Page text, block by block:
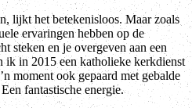
lijkt het betekenisloos. Maar zoals
ervaringen hebben op de
steken en je overgeven aan een
ik in 2015 een katholieke kerkdienst
moment ook gepaard met gebalde
fantastische energie.